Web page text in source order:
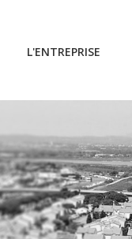
L'ENTREPRISE